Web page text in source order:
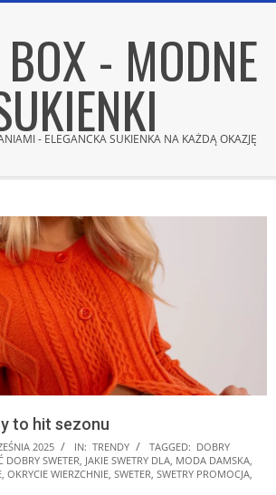
- MODNE
- ELEGANCKA SUKIENKA NA KAŻDĄ OKAZJĘ
to hit sezonu
2025 IN: TRENDY TAGGED: DOBRY
DOBRY SWETER JAKIE SWETRY DLA MODA DAMSKA
OKRYCIE WIERZCHNIE SWETER SWETRY PROMOCJA